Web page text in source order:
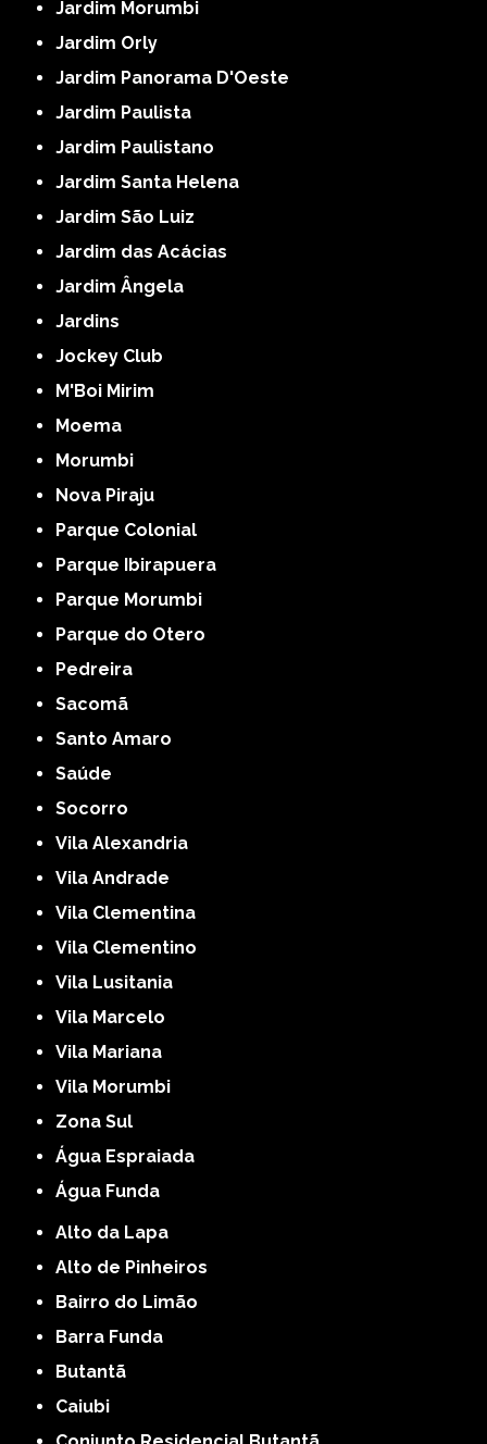
Jardim Morumbi
Jardim Orly
Jardim Panorama D'Oeste
Jardim Paulista
Jardim Paulistano
Jardim Santa Helena
Jardim São Luiz
Jardim das Acácias
Jardim Ângela
Jardins
Jockey Club
M'Boi Mirim
Moema
Morumbi
Nova Piraju
Parque Colonial
Parque Ibirapuera
Parque Morumbi
Parque do Otero
Pedreira
Sacomã
Santo Amaro
Saúde
Socorro
Vila Alexandria
Vila Andrade
Vila Clementina
Vila Clementino
Vila Lusitania
Vila Marcelo
Vila Mariana
Vila Morumbi
Zona Sul
Água Espraiada
Água Funda
Alto da Lapa
Alto de Pinheiros
Bairro do Limão
Barra Funda
Butantã
Caiubi